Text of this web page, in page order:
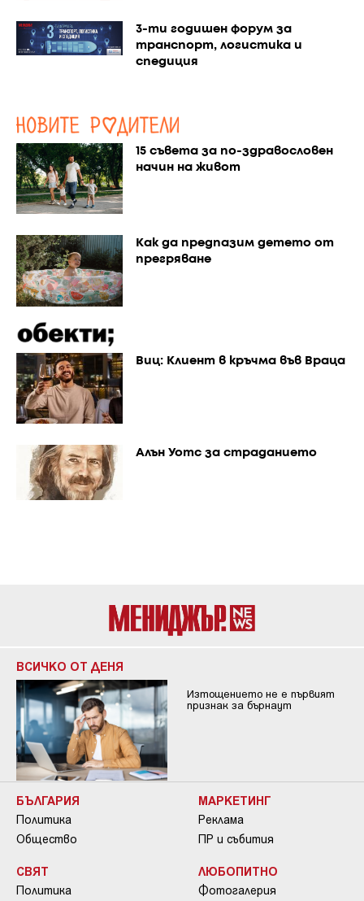
3-ти годишен форум за
транспорт, логистика и
спедиция
15 съвета за по-здравословен
начин на живот
Как да предпазим детето от
прегряване
Виц: Клиент в кръчма във Враца
Алън Уотс за страданието
ВСИЧКО ОТ ДЕНЯ
Изтощението не е първият
признак за бърнаут
БЪЛГАРИЯ
Политика
Общество
СВЯТ
Политика
МАРКЕТИНГ
Реклама
ПР и събития
ЛЮБОПИТНО
Фотогалерия